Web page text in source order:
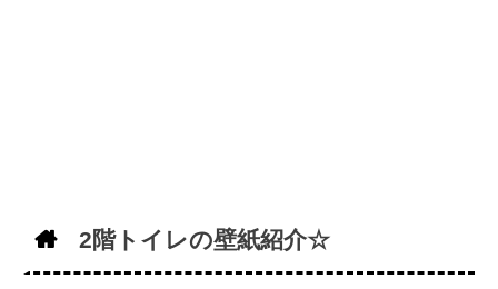
2階トイレの壁紙紹介☆